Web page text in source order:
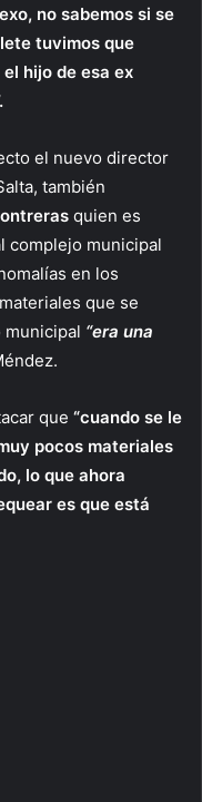
no sabemos si se
tuvimos que
hijo de esa ex
el nuevo director
también
quien es
complejo municipal
en los
que se
municipal “era una
que “cuando se le
pocos materiales
lo que ahora
es que está